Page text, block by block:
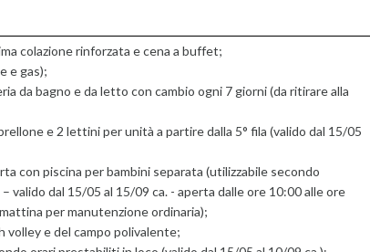
colazione rinforzata e cena a buffet;
e gas);
da bagno e da letto con cambio ogni 7 giorni (da ritirare alla
e 2 lettini per unità a partire dalla 5° fila (valido dal 15/05
con piscina per bambini separata (utilizzabile secondo
valido dal 15/05 al 15/09 ca. - aperta dalle ore 10:00 alle ore
per manutenzione ordinaria);
volley e del campo polivalente;